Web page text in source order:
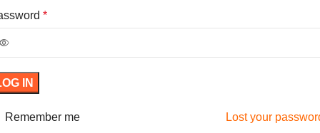
*
IN
Lost your
Remember me